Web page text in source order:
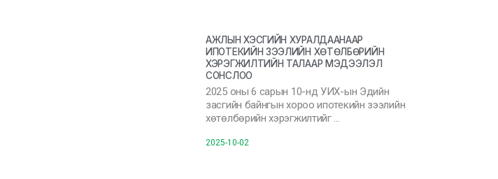
АЖЛЫН ХЭСГИЙН ХУРАЛДААНААР
ИПОТЕКИЙН ЗЭЭЛИЙН ХӨТӨЛБӨРИЙН
ХЭРЭГЖИЛТИЙН ТАЛААР МЭДЭЭЛЭЛ
СОНСЛОО
2025 оны 6 сарын 10-нд УИХ-ын Эдийн
засгийн байнгын хороо ипотекийн зээлийн
хөтөлбөрийн хэрэгжилтийг …
2025-10-02